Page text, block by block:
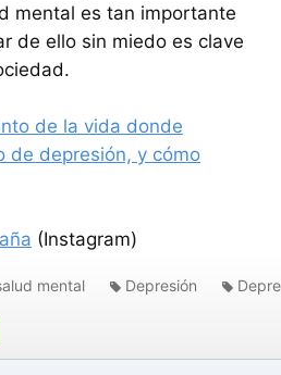
mental es tan importante
de ello sin miedo es clave
de la vida donde
de depresión, y cómo
(Instagram)
mental Depresión